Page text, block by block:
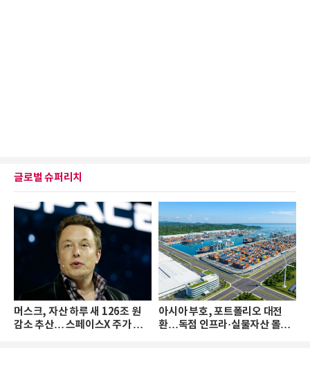
글로벌 슈퍼리치
머스크, 자산 하루 새 126조 원
감소 추산… 스페이스X 주가 하
아시아 부호, 포트폴리오 대전
환…독점 인프라·실물자산 몰린